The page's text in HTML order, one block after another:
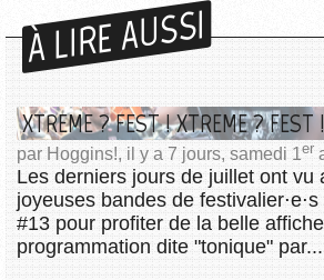
À LIRE AUSSI
XTREME ? FEST ! XTREME ? FEST !
par Hoggins!, il y a 7 jours, samedi 1er
Les derniers jours de juillet ont vu
joyeuses bandes de
#13 pour profiter de la belle
programmation dite "tonique" par...